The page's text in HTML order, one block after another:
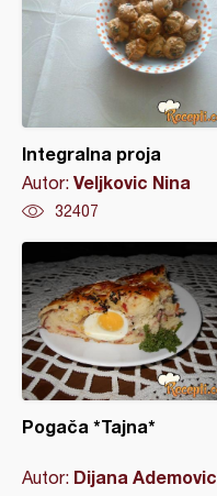
Integralna proja
Autor: Veljkovic Nina
32407
Pogača *Tajna*
Autor: Dijana Ademovic